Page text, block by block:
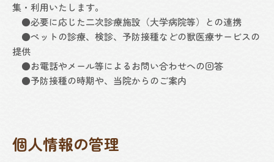
集・利用いたします。
●必要に応じた二次診療施設（大学病院等）との連携
●ペットの診療、検診、予防接種などの獣医療サービスの
提供
●お電話やメール等によるお問い合わせへの回答
●予防接種の時期や、当院からのご案内
個人情報の管理